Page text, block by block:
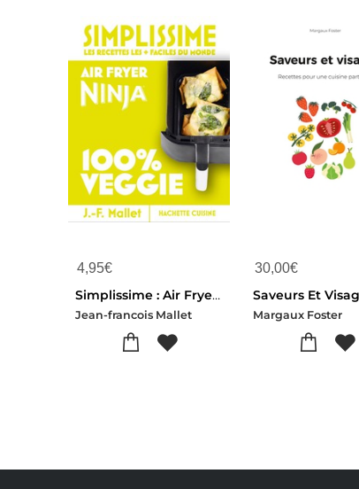
4,95€
Simplissime : Air Fryer Ninja 100% Veggie
Jean-francois Mallet
30,00€
Margaux Foster